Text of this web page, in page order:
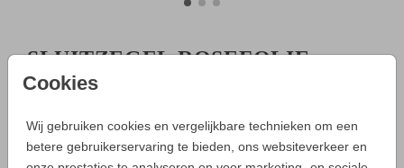
Cookies
Wij gebruiken cookies en vergelijkbare technieken om een
betere gebruikerservaring te bieden, ons websiteverkeer en
SLUITZEGEL ROSEFOLIE
HARTJE
Aantal x 25 zegels Prijs:€ 6,50